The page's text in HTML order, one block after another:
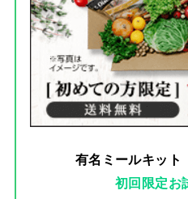
有名ミールキット
初回限定お